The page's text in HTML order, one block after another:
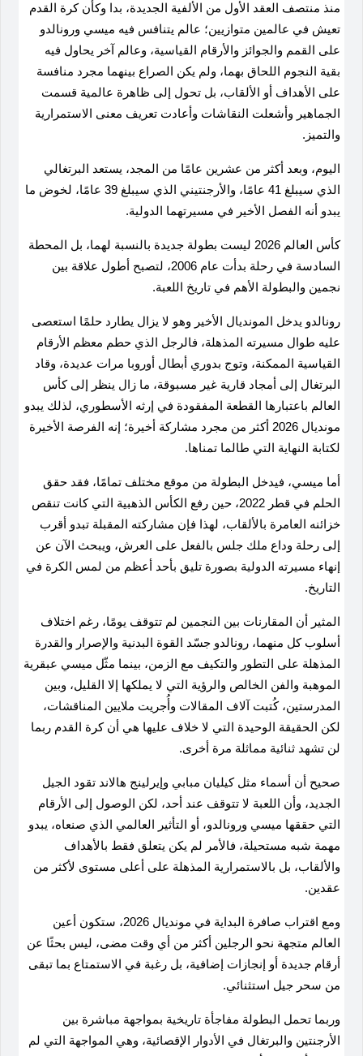
منذ منتصف العقد الأول من الألفية الجديدة، بدا وكأن كرة القدم
تعيش في عالمين متوازيين؛ عالم يتنافس فيه ميسي ورونالدو
على القمم والجوائز والأرقام القياسية، وعالم آخر يحاول فيه
بقية النجوم اللحاق بهما، ولم يكن الصراع بينهما مجرد منافسة
على الأهداف أو الألقاب، بل تحول إلى ظاهرة عالمية قسمت
الجماهير وأشعلت النقاشات وأعادت تعريف معنى الاستمرارية
والتميز .
اليوم، وبعد أكثر من عشرين عامًا من المجد، يستعد البرتغالي
الذي سيبلغ 41 عامًا، والأرجنتيني الذي سيبلغ 39 عامًا، لخوض ما
يبدو أنه الفصل الأخير في مسيرتهما الدولية.
كأس العالم 2026 ليست بطولة جديدة بالنسبة لهما، بل المحطة
السادسة في رحلة بدأت عام 2006، لتصبح أطول علاقة بين
نجمين والبطولة الأهم في تاريخ اللعبة.
رونالدو يدخل المونديال الأخير وهو لا يزال يطارد حلمًا استعصى
عليه طوال مسيرته المذهلة، فالرجل الذي حطم معظم الأرقام
القياسية الممكنة، وتوج بدوري أبطال أوروبا مرات عديدة، وقاد
البرتغال إلى أمجاد قارية غير مسبوقة، ما زال ينظر إلى كأس
العالم باعتبارها القطعة المفقودة في إرثه الأسطوري، لذلك يبدو
مونديال 2026 أكثر من مجرد مشاركة أخيرة؛ إنه الفرصة الأخيرة
لكتابة النهاية التي طالما تمناها.
أما ميسي، فيدخل البطولة من موقع مختلف تمامًا، فقد حقق
الحلم في قطر 2022، حين رفع الكأس الذهبية التي كانت تنقص
خزائنه العامرة بالألقاب، لهذا فإن مشاركته المقبلة تبدو أقرب
إلى رحلة وداع ملك جلس بالفعل على العرش، ويبحث الآن عن
إنهاء مسيرته الدولية بصورة تليق بأحد أعظم من لمس الكرة في
التاريخ.
المثير أن المقارنات بين النجمين لم تتوقف يومًا، رغم اختلاف
أسلوب كل منهما، رونالدو جسّد القوة البدنية والإصرار والقدرة
المذهلة على التطور والتكيف مع الزمن، بينما مثّل ميسي عبقرية
الموهبة والفن الخالص والرؤية التي لا يملكها إلا القليل، وبين
المدرستين، كُتبت آلاف المقالات وأُجريت ملايين المناقشات،
لكن الحقيقة الوحيدة التي لا خلاف عليها هي أن كرة القدم ربما
لن تشهد ثنائية مماثلة مرة أخرى.
صحيح أن أسماء مثل كيليان مبابي وإيرلينج هالاند تقود الجيل
الجديد، وأن اللعبة لا تتوقف عند أحد، لكن الوصول إلى الأرقام
التي حققها ميسي ورونالدو، أو التأثير العالمي الذي صنعاه، يبدو
مهمة شبه مستحيلة، فالأمر لم يكن يتعلق فقط بالأهداف
والألقاب، بل بالاستمرارية المذهلة على أعلى مستوى لأكثر من
عقدين.
ومع اقتراب صافرة البداية في مونديال 2026، ستكون أعين
العالم متجهة نحو الرجلين أكثر من أي وقت مضى، ليس بحثًا عن
أرقام جديدة أو إنجازات إضافية، بل رغبة في الاستمتاع بما تبقى
من سحر جيل استثنائي.
وربما تحمل البطولة مفاجأة تاريخية بمواجهة مباشرة بين
الأرجنتين والبرتغال في الأدوار الإقصائية، وهي المواجهة التي لم